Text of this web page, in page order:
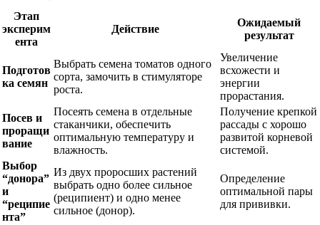
Этап
эксперим
ента
Действие
Ожидаемый
результат
Подготов
ка семян
Выбрать семена томатов одного
сорта, замочить в стимуляторе
роста.
Увеличение
всхожести и
энергии
прорастания.
Посев и
проращи
вание
Посеять семена в отдельные
стаканчики, обеспечить
оптимальную температуру и
влажность.
Получение крепкой
рассады с хорошо
развитой корневой
системой.
Выбор
“донора”
и
“реципие
нта”
Из двух проросших растений
выбрать одно более сильное
(реципиент) и одно менее
сильное (донор).
Определение
оптимальной пары
для прививки.